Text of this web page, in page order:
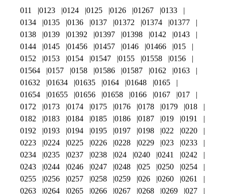
011 0123 0124 0125 0126 01267
0133
0134
0135 0136 0137 01372 01374
01377
0138
0139 01392 01397 01398 0142
0143
0144
0145 01456 01457 0146 01466
015
0152
0153 0154 01547 0155 01558
0156
01564
0157 0158 01586 01587 0162
0163
01632
01634 01635 0164 01648
0165
01654
01655 01656 01658 0166 0167
017
0172
0173 0174 0175 0176 0178 0179
018
0182
0183 0184 0185 0186 0187 019
0191
0192
0193 0194 0195 0197 0198 022
0220
0223
0224 0225 0226 0228 0229 023
0233
0234
0235 0237 0238 024 0240 0241
0242
0243
0244 0246 0247 0248 025 0250
0254
0255
0256 0257 0258 0259 026 0260
0261
0263
0264 0265 0266 0267 0268 0269 027